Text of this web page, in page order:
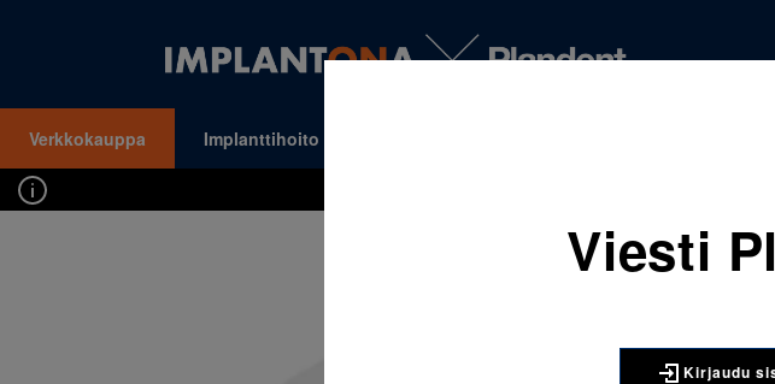
Verkkokauppa Implanttihoito
Kirjaudu sisään nähdäksesi
Viesti
Kirjaudu